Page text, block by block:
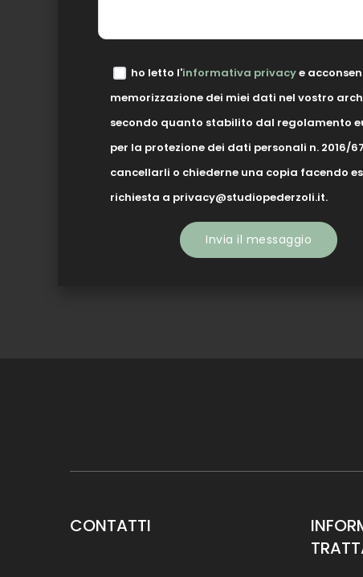
ho letto l'informativa privacye
memorizzazione dei miei dati nel vostro
secondo quanto stabilito dal regolamento
per la protezione dei dati personali n. 2016/
cancellarli o chiederne una copia facendo
richiesta a privacy@studiopederzoli.it.
CONTATTI